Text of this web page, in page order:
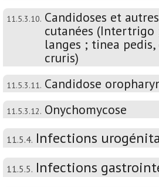
11.5.3.10. Candidoses et
cutanées (Intertrigo
langes ; tinea
cruris)
11.5.3.11. Candidose
11.5.3.12. Onychomycose
11.5.4. Infections
11.5.5. Infections